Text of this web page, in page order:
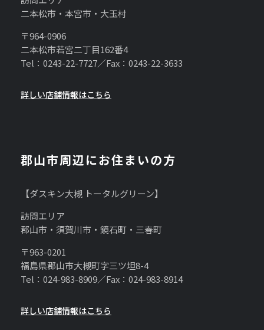
二本松市・本宮市・大玉村
〒964-0906
二本松市若宮二丁目162番4
Tel：0243-22-7727／Fax：0243-22-3633
詳しい店舗情報はこちら
郡山市周辺にお住まいの方
【ダスキン大槻 トータルグリーン】
訪問エリア
郡山市・須賀川市・鏡石町・三春町
〒963-0201
福島県郡山市大槻町字三ツ坦8-4
Tel：024-983-8909／Fax：024-983-8914
詳しい店舗情報はこちら